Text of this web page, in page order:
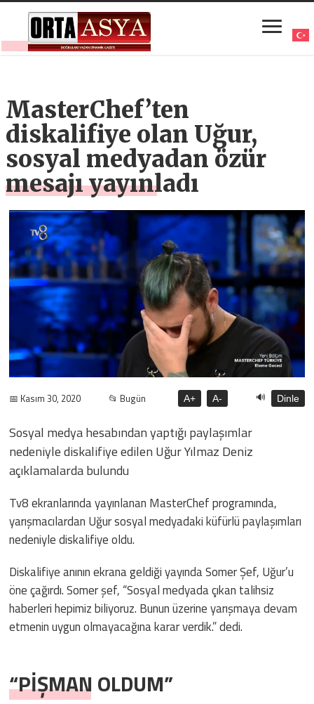
MasterChef’ten
diskalifiye olan Uğur,
sosyal medyadan özür
mesajı yayınladı
📅 Kasım 30, 2020 📂 Bugün A+ A- 🔊 Dinle
Sosyal medya hesabından yaptığı paylaşımlar
nedeniyle diskalifiye edilen Uğur Yılmaz Deniz
açıklamalarda bulundu
Tv8 ekranlarında yayınlanan MasterChef programında,
yarışmacılardan Uğur sosyal medyadaki küfürlü paylaşımları
nedeniyle diskalifiye oldu.
Diskalifiye anının ekrana geldiği yayında Somer Şef, Uğur’u
öne çağırdı. Somer şef, “Sosyal medyada çıkan talihsiz
haberleri hepimiz biliyoruz. Bunun üzerine yarışmaya devam
etmenin uygun olmayacağına karar verdik.” dedi.
“PİŞMAN OLDUM”